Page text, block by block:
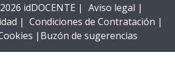
idDOCENTE | Aviso legal |
| Condiciones de Contratación |
| Buzón de sugerencias